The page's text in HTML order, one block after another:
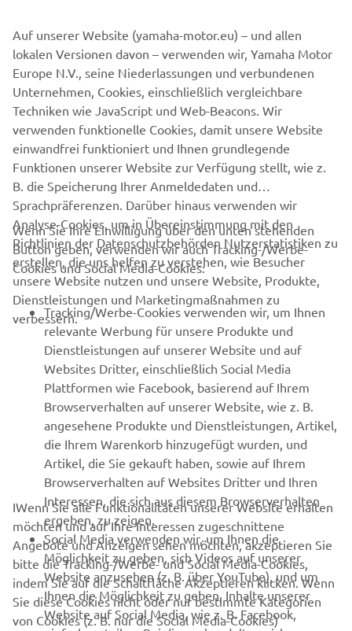
of the most recognisable names from Yamaha’s rich racing
history, including Giacomo Agostini, Carlos Lavado and
Luca Cadalora.
DISCOVER THE EXPERIENCE
UNTERNEHMEN
B2B
MEHR YAMAHA
SUPPORT
NEWSLETTER
Erfahre als Erster von den neuesten Angeboten,
Sonderveranstaltungen, Neuerscheinungen und vielem mehr.
ABONNIEREN
Lesen Sie unsere Datenschutzrichtlinie, um zu erfahren, wie wir
Auf unserer Website (yamaha-motor.eu) – und allen
lokalen Versionen davon – verwenden wir, Yamaha Motor
Europe N.V., seine Niederlassungen und verbundenen
Unternehmen, Cookies, einschließlich vergleichbare
Techniken wie JavaScript und Web-Beacons. Wir
verwenden funktionelle Cookies, damit unsere Website
einwandfrei funktioniert und Ihnen grundlegende
Funktionen unserer Website zur Verfügung stellt, wie z.
B. die Speicherung Ihrer Anmeldedaten und
Sprachpräferenzen. Darüber hinaus verwenden wir
Analyse-Cookies, um in Übereinstimmung mit den
Richtlinien der Datenschutzbehörden Nutzerstatistiken zu
erstellen, die uns helfen zu verstehen, wie Besucher
unsere Website nutzen und unsere Website, Produkte,
Dienstleistungen und Marketingmaßnahmen zu
verbessern.
Wenn Sie Ihre Einwilligung über den unten stehenden
Button geben, verwenden wir auch Tracking-/Werbe-
Cookies und Social Media-Cookies:
Tracking/Werbe-Cookies verwenden wir, um Ihnen
relevante Werbung für unsere Produkte und
Dienstleistungen auf unserer Website und auf
Websites Dritter, einschließlich Social Media
Plattformen wie Facebook, basierend auf Ihrem
Browserverhalten auf unserer Website, wie z. B.
angesehene Produkte und Dienstleistungen, Artikel,
die Ihrem Warenkorb hinzugefügt wurden, und
Artikel, die Sie gekauft haben, sowie auf Ihrem
Browserverhalten auf Websites Dritter und Ihren
Interessen, die sich aus diesem Browserverhalten
ergeben, zu zeigen.
Social Media verwenden wir, um Ihnen die
Möglichkeit zu geben, sich Videos auf unserer
Website anzusehen (z. B. über YouTube), und um
Ihnen die Möglichkeit zu geben, Inhalte unserer
Website auf Social Media, wie z. B. Facebook,
IWenn Sie alle Funktionalitäten unserer Website erhalten
möchten und auf Ihre Interessen zugeschnittene
Angebote und Anzeigen sehen möchten, akzeptieren Sie
bitte die Tracking-/Werbe- und Social Media-Cookies,
indem Sie auf die Schaltfläche Akzeptieren klicken. Wenn
Sie diese Cookies nicht oder nur bestimmte Kategorien
von Cookies (z. B. nur die Social Media-Cookies)